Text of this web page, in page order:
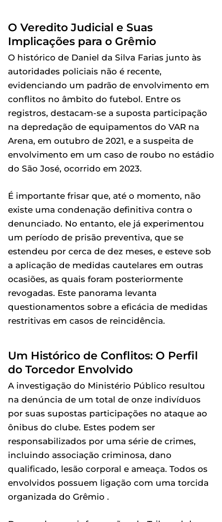
O Veredito Judicial e Suas
Implicações para o Grêmio
O histórico de Daniel da Silva Farias junto às
autoridades policiais não é recente,
evidenciando um padrão de envolvimento em
conflitos no âmbito do futebol. Entre os
registros, destacam-se a suposta participação
na depredação de equipamentos do VAR na
Arena, em outubro de 2021, e a suspeita de
envolvimento em um caso de roubo no estádio
do São José, ocorrido em 2023.
É importante frisar que, até o momento, não
existe uma condenação definitiva contra o
denunciado. No entanto, ele já experimentou
um período de prisão preventiva, que se
estendeu por cerca de dez meses, e esteve sob
a aplicação de medidas cautelares em outras
ocasiões, as quais foram posteriormente
revogadas. Este panorama levanta
questionamentos sobre a eficácia de medidas
restritivas em casos de reincidência.
Um Histórico de Conflitos: O Perfil
do Torcedor Envolvido
A investigação do Ministério Público resultou
na denúncia de um total de onze indivíduos
por suas supostas participações no ataque ao
ônibus do clube. Estes podem ser
responsabilizados por uma série de crimes,
incluindo associação criminosa, dano
qualificado, lesão corporal e ameaça. Todos os
envolvidos possuem ligação com uma torcida
organizada do Grêmio .